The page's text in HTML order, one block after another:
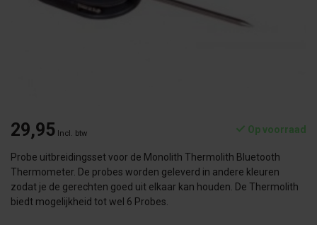
29,95 Incl. btw Op voorraad
Probe uitbreidingsset voor de Monolith Thermolith Bluetooth
Thermometer. De probes worden geleverd in andere kleuren
zodat je de gerechten goed uit elkaar kan houden. De Thermolith
biedt mogelijkheid tot wel 6 Probes.